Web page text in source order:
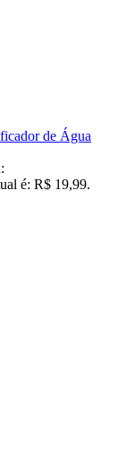
de Água
é: R$ 19,99.